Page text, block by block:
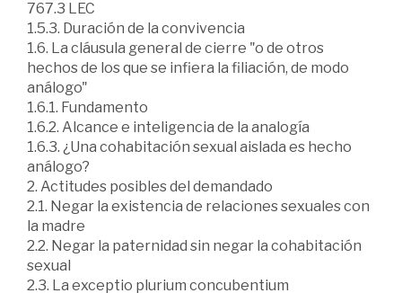
767.3 LEC
1.5.3. Duración de la convivencia
1.6. La cláusula general de cierre "o de otros
hechos de los que se infiera la filiación, de modo
análogo"
1.6.1. Fundamento
1.6.2. Alcance e inteligencia de la analogía
1.6.3. ¿Una cohabitación sexual aislada es hecho
análogo?
2. Actitudes posibles del demandado
2.1. Negar la existencia de relaciones sexuales con
la madre
2.2. Negar la paternidad sin negar la cohabitación
sexual
2.3. La exceptio plurium concubentium